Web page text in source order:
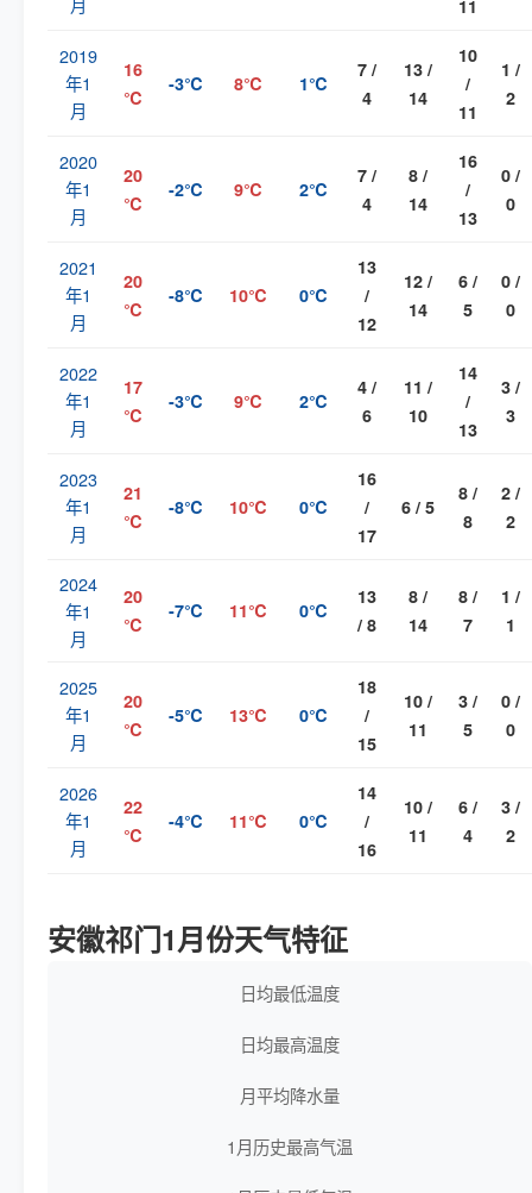
11
2019
年1
月
16
℃
-3℃ 8℃ 1℃
7 /
4
13 /
14
10
/
11
1 /
2
2020
年1
月
20
℃
-2℃ 9℃ 2℃
7 /
4
8 /
14
16
/
13
0 /
0
2021
年1
月
20
℃
-8℃ 10℃ 0℃
13
/
12
12 /
14
6 /
5
0 /
0
2022
年1
月
17
℃
-3℃ 9℃ 2℃
4 /
6
11 /
10
14
/
13
3 /
3
2023
年1
月
21
℃
-8℃ 10℃ 0℃
16
/
17
6 / 5
8 /
8
2 /
2
2024
年1
月
20
℃
-7℃ 11℃ 0℃
13
/ 8
8 /
14
8 /
7
1 /
1
2025
年1
月
20
℃
-5℃ 13℃ 0℃
18
/
15
10 /
11
3 /
5
0 /
0
2026
年1
月
22
℃
-4℃ 11℃ 0℃
14
/
16
10 /
11
6 /
4
3 /
2
安徽祁门1月份天气特征
日均最低温度
日均最高温度
月平均降水量
1月历史最高气温